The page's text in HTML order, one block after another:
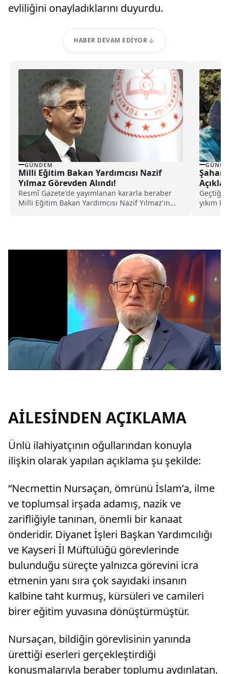
evliliğini onayladıklarını duyurdu.
HABER DEVAM EDIYOR
GÜNDEM
Milli Eğitim Bakan Yardımcısı Nazif
Yılmaz Görevden Alındı!
Resmî Gazete'de yayımlanan kararla beraber
Milli Eğitim Bakan Yardımcısı Nazif Yılmaz'ın
Şahan
yıkım
AİLESİNDEN AÇIKLAMA
Ünlü ilahiyatçının oğullarından konuyla
ilişkin olarak yapılan açıklama şu şekilde:
“Necmettin Nursaçan, ömrünü İslam’a, ilme
ve toplumsal irşada adamış, nazik ve
zarifliğiyle tanınan, önemli bir kanaat
önderidir. Diyanet İşleri Başkan Yardımcılığı
ve Kayseri İl Müftülüğü görevlerinde
bulunduğu süreçte yalnızca görevini icra
etmenin yanı sıra çok sayıdaki insanın
kalbine taht kurmuş, kürsüleri ve camileri
birer eğitim yuvasına dönüştürmüştür.
Nursaçan, bildiğin görevlisinin yanında
ürettiği eserleri gerçekleştirdiği
konuşmalarıyla beraber toplumu aydınlatan,